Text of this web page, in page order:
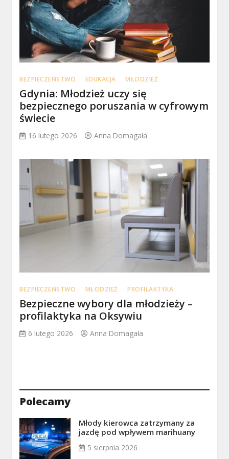
BEZPIECZEŃSTWO EDUKACJA MŁODZIEŻ
Gdynia: Młodzież uczy się
bezpiecznego poruszania w cyfrowym
świecie
16 lutego 2026 Anna Domagała
BEZPIECZEŃSTWO MŁODZIEŻ PROFILAKTYKA
Bezpieczne wybory dla młodzieży –
profilaktyka na Oksywiu
6 lutego 2026 Anna Domagała
Polecamy
Młody kierowca zatrzymany za
jazdę pod wpływem marihuany
5 sierpnia 2026